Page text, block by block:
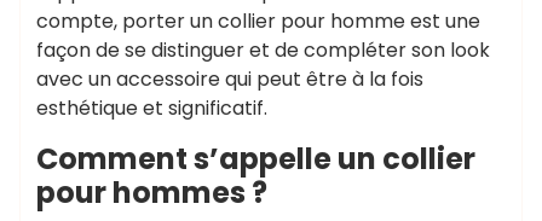
compte, porter un collier pour homme est une
façon de se distinguer et de compléter son look
avec un accessoire qui peut être à la fois
esthétique et significatif.
Comment s’appelle un collier
pour hommes ?